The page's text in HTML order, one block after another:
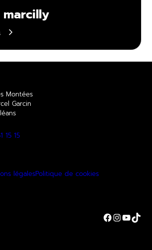
Montées
Garcin
15 15
légalesPolitique de cookies
Facebook